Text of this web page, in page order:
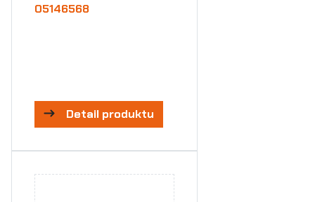
05146568
Detail produktu